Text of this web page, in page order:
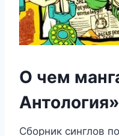
О чем
Антология»
Сборник синглов